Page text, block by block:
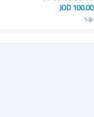
100.00 JOD
1